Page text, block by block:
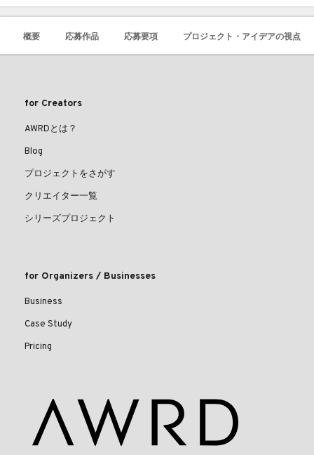
概要 応募作品 応募要項 プロジェクト・アイデアの視点
for Creators
AWRDとは？
Blog
プロジェクトをさがす
クリエイター一覧
シリーズプロジェクト
for Organizers / Businesses
Business
Case Study
Pricing